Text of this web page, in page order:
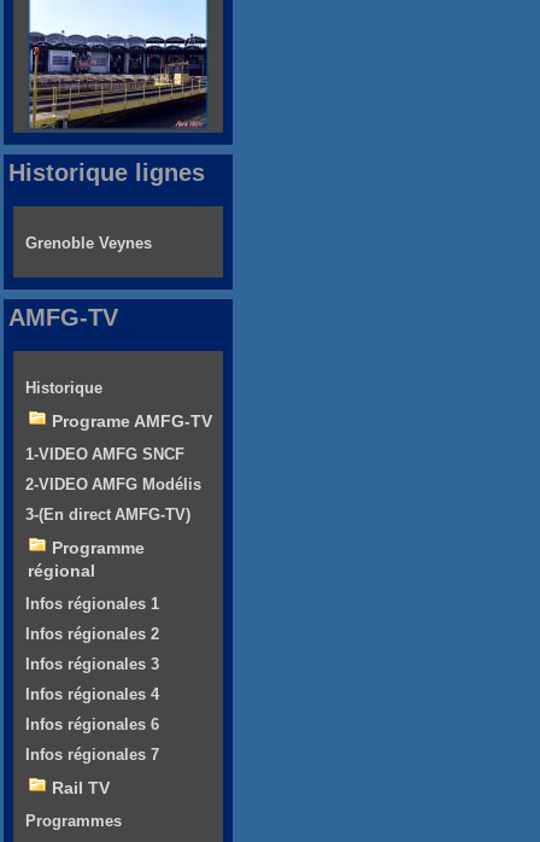
Historique lignes
Grenoble Veynes
AMFG-TV
Historique
Programe AMFG-TV
1-VIDEO AMFG SNCF
2-VIDEO AMFG Modélis
3-(En direct AMFG-TV)
Programme
régional
Infos régionales 1
Infos régionales 2
Infos régionales 3
Infos régionales 4
Infos régionales 6
Infos régionales 7
Rail TV
Programmes